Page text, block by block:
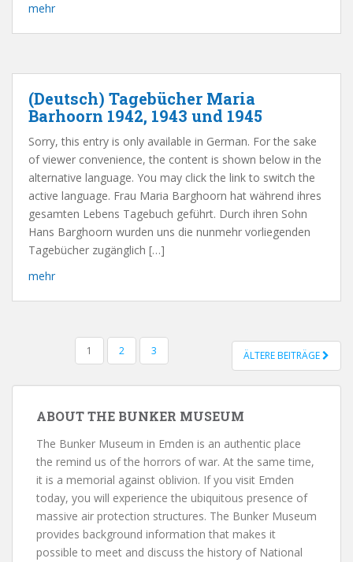
mehr
(Deutsch) Tagebücher Maria
Barhoorn 1942, 1943 und 1945
Sorry, this entry is only available in German. For the sake
of viewer convenience, the content is shown below in the
alternative language. You may click the link to switch the
active language. Frau Maria Barghoorn hat während ihres
gesamten Lebens Tagebuch geführt. Durch ihren Sohn
Hans Barghoorn wurden uns die nunmehr vorliegenden
Tagebücher zugänglich […]
mehr
POSTS NAVIGATION
1 2 3 ÄLTERE BEITRÄGE
ABOUT THE BUNKER MUSEUM
The Bunker Museum in Emden is an authentic place
the remind us of the horrors of war. At the same time,
it is a memorial against oblivion. If you visit Emden
today, you will experience the ubiquitous presence of
massive air protection structures. The Bunker Museum
provides background information that makes it
possible to meet and discuss the history of National